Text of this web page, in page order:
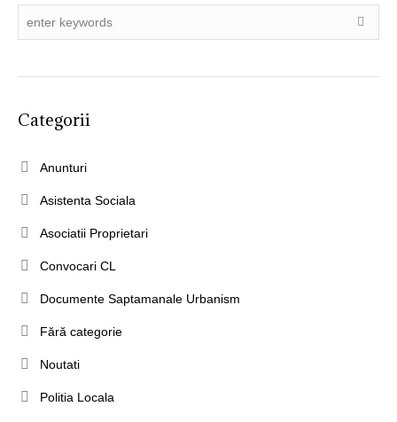
Categorii
Anunturi
Asistenta Sociala
Asociatii Proprietari
Convocari CL
Documente Saptamanale Urbanism
Fără categorie
Noutati
Politia Locala